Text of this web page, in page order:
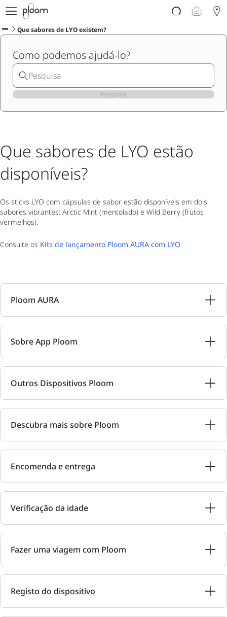
Porquê Ploom?
Loja
Descubra Ploom Club
Artigos
Ajuda e Suporte
Que sabores de LYO existem?
Como podemos ajudá-lo?
Pesquisa
Que sabores de LYO estão
disponíveis?
Os sticks LYO com cápsulas de sabor estão disponíveis em dois
sabores vibrantes: Arctic Mint (mentolado) e Wild Berry (frutos
vermelhos).
Consulte os Kits de lançamento Ploom AURA com LYO.
Ploom AURA
Sobre App Ploom
Outros Dispositivos Ploom
Descubra mais sobre Ploom
Encomenda e entrega
Verificação da idade
Fazer uma viagem com Ploom
Registo do dispositivo